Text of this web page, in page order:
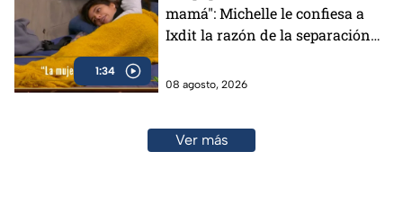
1:34
mamá": Michelle le confiesa a
Ixdit la razón de la separación
24/7 (VIDEO)
08 agosto, 2026
Ver más